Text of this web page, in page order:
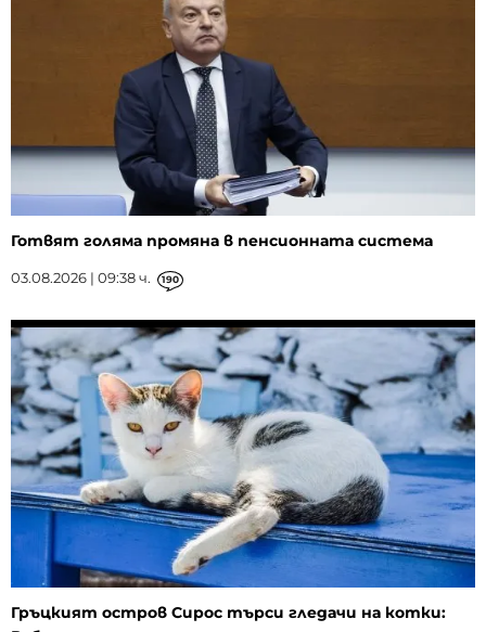
Готвят голяма промяна в пенсионната система
03.08.2026 | 09:38 ч. 190
Гръцкият остров Сирос търси гледачи на котки: